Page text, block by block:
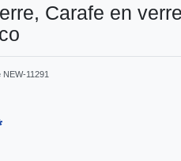
Carafe en
NEW-11291